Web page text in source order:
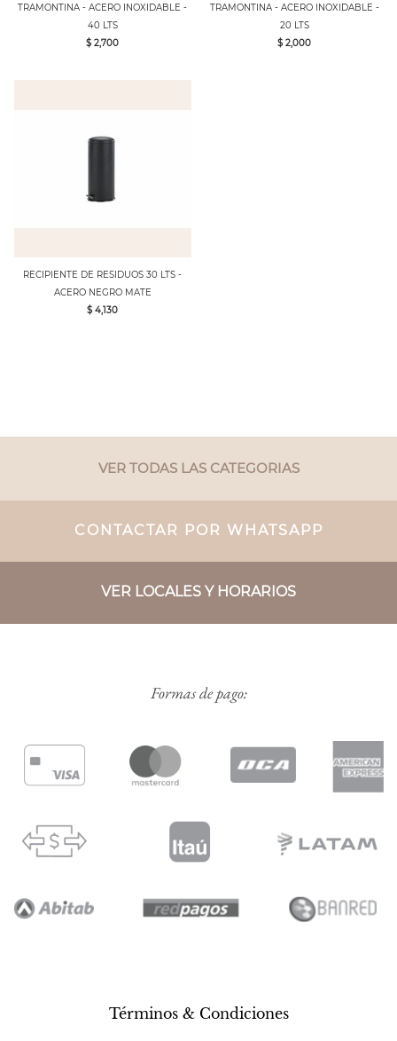
TRAMONTINA - ACERO INOXIDABLE -
40 LTS
$ 2,700
TRAMONTINA - ACERO INOXIDABLE -
20 LTS
$ 2,000
RECIPIENTE DE RESIDUOS 30 LTS -
ACERO NEGRO MATE
$ 4,130
VER TODAS LAS CATEGORIAS
CONTACTAR POR WHATSAPP
VER LOCALES Y HORARIOS
Formas de pago:
Términos & Condiciones